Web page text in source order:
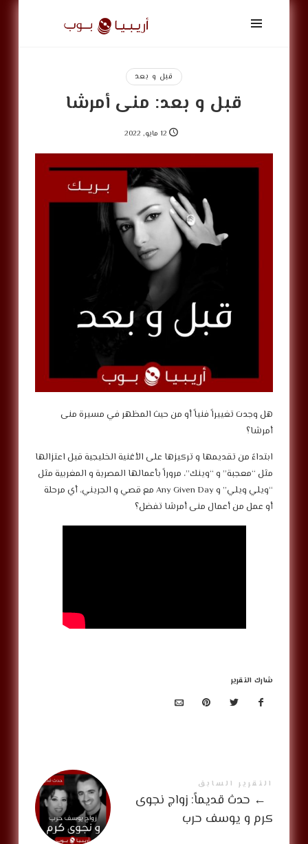
أريبيا
بوب
ArabiaPopقبل و بعد
قبل و بعد: منى أمرشا
12 مايو, 2022
‎هل وجدت تغييراً فنياً أو من حيث المظهر في مسيرة منى
أمرشا؟
‎ابتداءً من تقديمها و تركيزها على الأغنية الخليجية قبل اعتزالها
مثل “معجبة” و “وينك”، مروراً بأعمالها المصرية و المغربية مثل
“ويلي ويلي” و Any Given Day مع قصي و الجريني، أي مرحلة
أو عمل من أعمال منى أمرشا تفضل؟
شارك التقرير
التقرير السابق
← حدث قديماً: زواج نجوى
كرم و يوسف حرب